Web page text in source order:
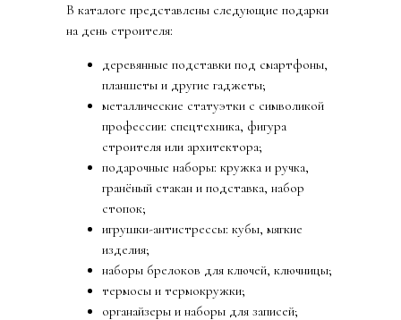
В каталоге представлены следующие подарки
на день строителя:
деревянные подставки под смартфоны,
планшеты и другие гаджеты;
металлические статуэтки с символикой
профессии: спецтехника, фигура
строителя или архитектора;
подарочные наборы: кружка и ручка,
гранёный стакан и подставка, набор
стопок;
игрушки-антистрессы: кубы, мягкие
изделия;
наборы брелоков для ключей, ключницы;
термосы и термокружки;
органайзеры и наборы для записей;